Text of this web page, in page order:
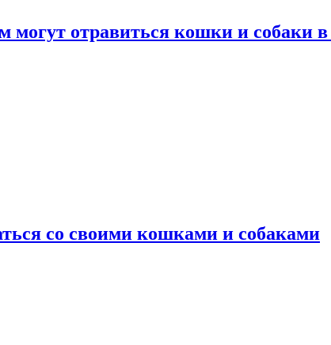
могут отравиться кошки и собаки
со своими кошками и собаками